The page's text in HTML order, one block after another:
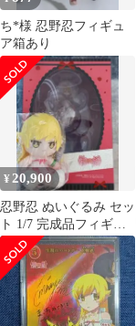
ち*様 忍野忍フィギュ
ア箱あり
¥ 20,900
忍野忍 ぬいぐるみ セッ
ト 1/7 完成品フィギュ
ア[Solarain]